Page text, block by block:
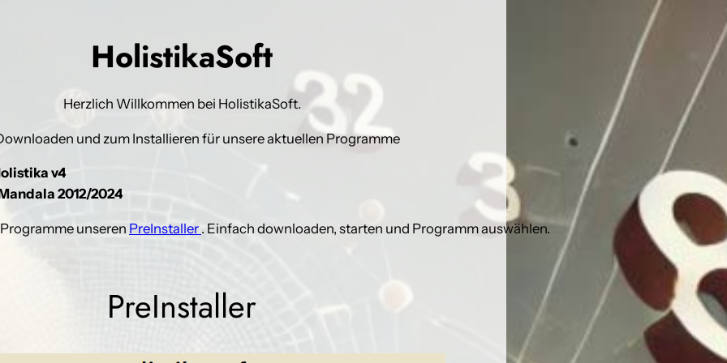
HolistikaSoft
Herzlich Willkommen bei HolistikaSoft.
und zum Installieren für unsere aktuellen Programme
v4
2012/2024
unseren PreInstaller . Einfach downloaden, starten und Programm auswählen.
PreInstaller